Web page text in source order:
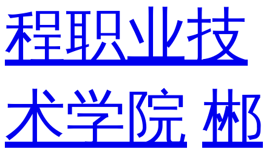
程职业技
术学院 郴